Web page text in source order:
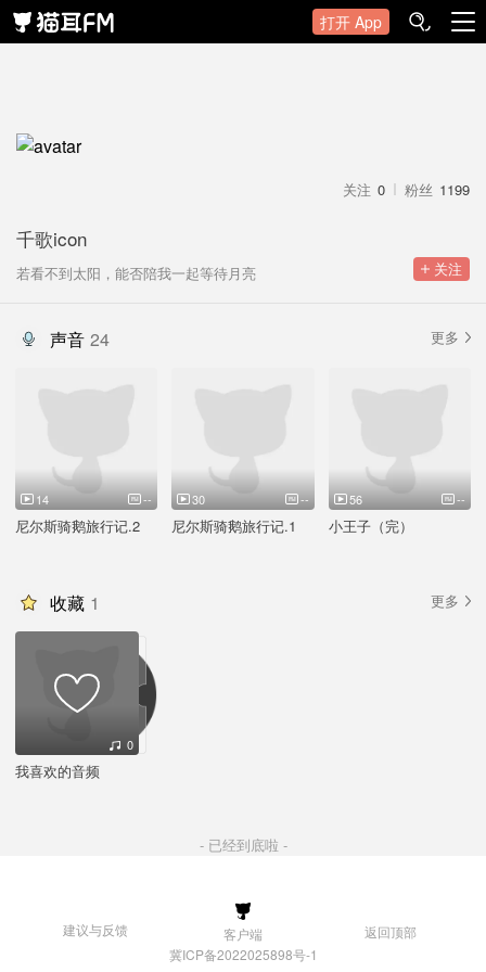
打开 App
粉丝 1199
关注 0
千歌icon
若看不到太阳，能否陪我一起等待月亮 关注
声音 24 更多
尼尔斯骑鹅旅行记.2
14 --
尼尔斯骑鹅旅行记.1
30 --
小王子（完）
56 --
收藏 1 更多
0
我喜欢的音频
- 已经到底啦 -
建议与反馈 客户端
返回顶部
冀ICP备2022025898号-1